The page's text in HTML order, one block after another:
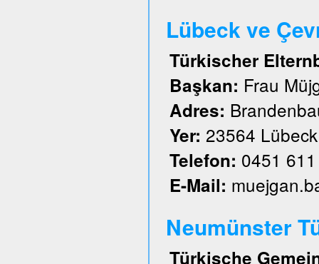
Lübeck ve
Türkischer
Başkan: Frau
Adres:
Yer: 23564 Lübeck
Telefon: 0451
E-Mail:
Neumünster
Türkische